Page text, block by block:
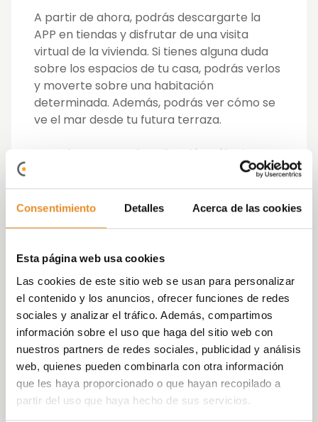
Consentimiento Detalles Acerca de las cookies
Esta página web usa cookies
Las cookies de este sitio web se usan para personalizar
el contenido y los anuncios, ofrecer funciones de redes
sociales y analizar el tráfico. Además, compartimos
información sobre el uso que haga del sitio web con
nuestros partners de redes sociales, publicidad y análisis
web, quienes pueden combinarla con otra información
que les haya proporcionado o que hayan recopilado a
partir del uso que haya hecho de sus servicios.
A partir de ahora, podrás descargarte la
APP en tiendas y disfrutar de una visita
virtual de la vivienda. Si tienes alguna duda
sobre los espacios de tu casa, podrás verlos
y moverte sobre una habitación
determinada. Además, podrás ver cómo se
ve el mar desde tu futura terraza.
Para descargarte la aplicación, sólo tienes
Ve a la tienda de tú dispositivo: App Store o
Descarga la Aplicación
Ahora ya podrás disfrutar de la visita virtual
de Casa Banderas. Te dejamos aquí alguna
foto para que veas como es la experiencia
de ver la promoción en la aplicación.